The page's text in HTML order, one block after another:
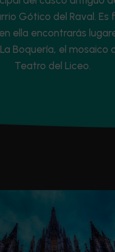
Gótico del Raval. Es
ella encontrarás
Boquería, el mosaico
Teatro del Liceo.